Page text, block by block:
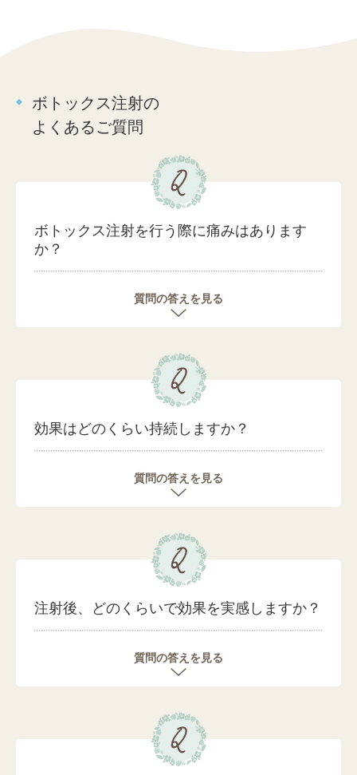
ボトックス注射の
よくあるご質問
ボトックス注射を行う際に痛みはあります
か？
質問の答えを見る
効果はどのくらい持続しますか？
質問の答えを見る
注射後、どのくらいで効果を実感しますか？
質問の答えを見る